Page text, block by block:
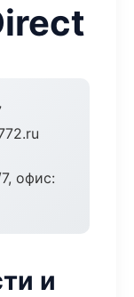
офис:
и